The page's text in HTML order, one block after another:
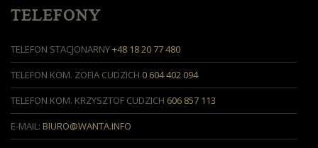
TELEFONY
TELEFON STACJONARNY+48 18 20 77 480
TELEFON KOM. ZOFIA CUDZICH 0 604 402 094
TELEFON KOM. KRZYSZTOF CUDZICH 606 857 113
E-MAIL: BIURO@WANTA.INFO